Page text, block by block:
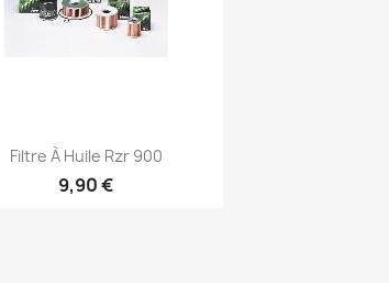
Filtre À Huile Rzr 900
9,90 €
Aperçu rapide